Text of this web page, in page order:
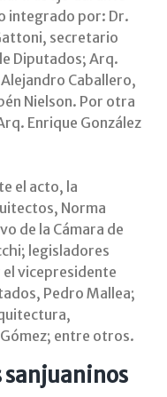
integrado por: Dr.
secretario
Diputados; Arq.
Caballero,
Nielson. Por otra
Enrique González
el acto, la
Norma
de la Cámara de
legisladores
vicepresidente
Pedro Mallea;
entre otros.
sanjuaninos